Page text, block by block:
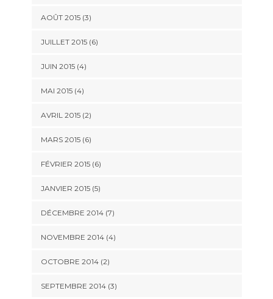
AOÛT 2015(3)
JUILLET 2015(6)
JUIN 2015(4)
MAI 2015(4)
AVRIL 2015(2)
MARS 2015(6)
FÉVRIER 2015(6)
JANVIER 2015(5)
DÉCEMBRE 2014(7)
NOVEMBRE 2014(4)
OCTOBRE 2014(2)
SEPTEMBRE 2014(3)